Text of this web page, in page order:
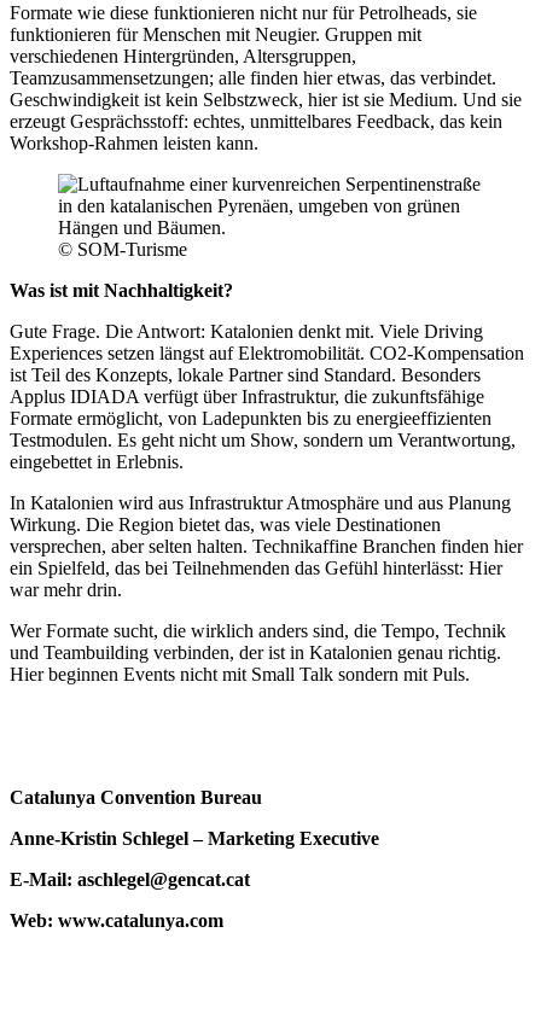
Formate wie diese funktionieren nicht nur für Petrolheads, sie
funktionieren für Menschen mit Neugier. Gruppen mit
verschiedenen Hintergründen, Altersgruppen,
Teamzusammensetzungen; alle finden hier etwas, das verbindet.
Geschwindigkeit ist kein Selbstzweck, hier ist sie Medium. Und sie
erzeugt Gesprächsstoff: echtes, unmittelbares Feedback, das kein
Workshop-Rahmen leisten kann.
© SOM-Turisme
Was ist mit Nachhaltigkeit?
Gute Frage. Die Antwort: Katalonien denkt mit. Viele Driving
Experiences setzen längst auf Elektromobilität. CO2-Kompensation
ist Teil des Konzepts, lokale Partner sind Standard. Besonders
Applus IDIADA verfügt über Infrastruktur, die zukunftsfähige
Formate ermöglicht, von Ladepunkten bis zu energieeffizienten
Testmodulen. Es geht nicht um Show, sondern um Verantwortung,
eingebettet in Erlebnis.
In Katalonien wird aus Infrastruktur Atmosphäre und aus Planung
Wirkung. Die Region bietet das, was viele Destinationen
versprechen, aber selten halten. Technikaffine Branchen finden hier
ein Spielfeld, das bei Teilnehmenden das Gefühl hinterlässt: Hier
war mehr drin.
Wer Formate sucht, die wirklich anders sind, die Tempo, Technik
und Teambuilding verbinden, der ist in Katalonien genau richtig.
Hier beginnen Events nicht mit Small Talk sondern mit Puls.
Catalunya Convention Bureau
Anne-Kristin Schlegel – Marketing Executive
E-Mail: aschlegel@gencat.cat
Web: www.catalunya.com